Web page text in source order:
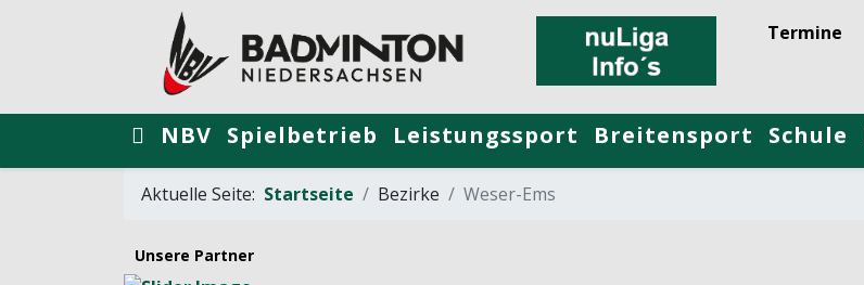
Termine
NBV Spielbetrieb Leistungssport Breitensport Schule
Aktuelle Seite: Startseite Bezirke Weser-Ems
Unsere Partner